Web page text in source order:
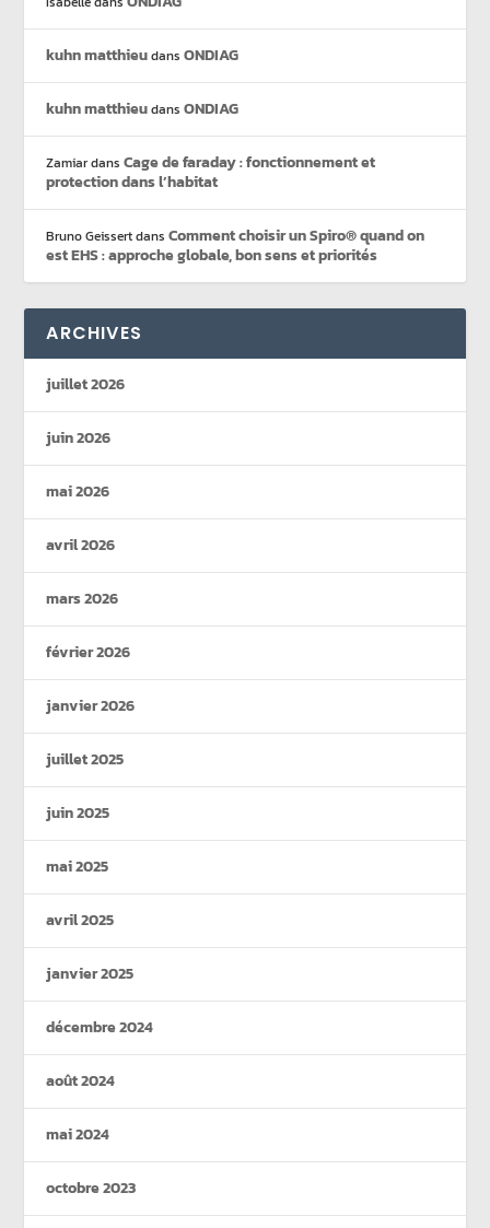
kuhn matthieudansONDIAG
kuhn matthieudansONDIAG
ZamiardansCage de faraday : fonctionnement et
protection dans l’habitat
Bruno GeissertdansComment choisir un Spiro® quand on
est EHS : approche globale, bon sens et priorités
ARCHIVES
juillet 2026
juin 2026
mai 2026
avril 2026
mars 2026
février 2026
janvier 2026
juillet 2025
juin 2025
mai 2025
avril 2025
janvier 2025
décembre 2024
août 2024
mai 2024
octobre 2023